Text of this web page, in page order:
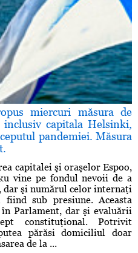
miercuri măsura de
capitala Helsinki,
pandemiei. Măsura
capitalei şi oraşelor Espoo,
vine pe fondul nevoii de a
dar şi numărul celor internaţi
sub presiune. Aceasta
Parlament, dar şi evaluării
constituţional. Potrivit
părăsi domiciliul doar
de la ...